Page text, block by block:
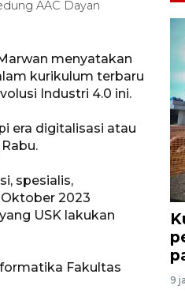
AAC Dayan
menyatakan
kurikulum terbaru
Industri 4.0 ini.
era digitalisasi atau
spesialis,
2023
USK lakukan
Fakultas
9